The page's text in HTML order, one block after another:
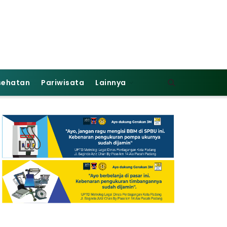
Pariwisata Lainnya